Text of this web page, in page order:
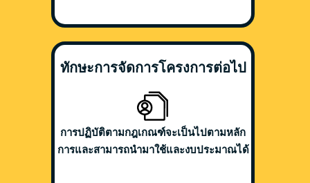
ทักษะการจัดการโครงการต่อไป
การปฏิบัติตามกฎเกณฑ์จะเป็นไปตามหลัก
การและสามารถนำมาใช้และงบประมาณได้